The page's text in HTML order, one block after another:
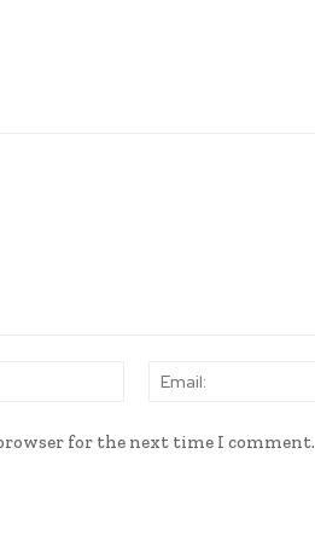
Name:
for the next time I comment.